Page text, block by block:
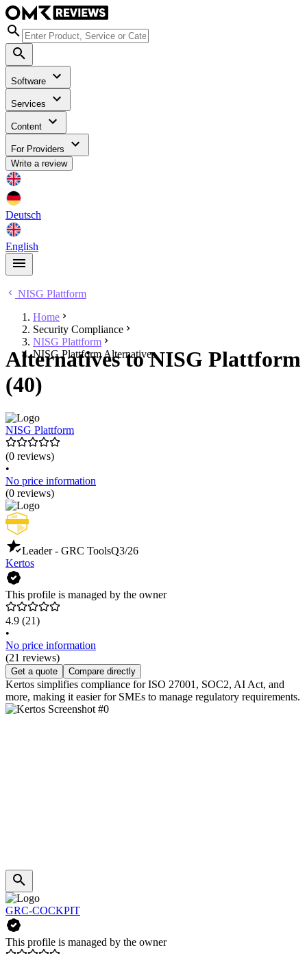
Software
Services
Content
For Providers
Write a review
Deutsch
English
NISG Plattform
Home
Security Compliance
NISG Plattform
NISG Plattform Alternatives
Alternatives to NISG Plattform
(40)
NISG Plattform
(0 reviews)
•
No price information
(0 reviews)
Leader - GRC ToolsQ3/26
Kertos
This profile is managed by the owner
4.9 (21)
•
No price information
(21 reviews)
Get a quote Compare directly
Kertos simplifies compliance for ISO 27001, SOC2, AI Act, and
more, making it easier for SMEs to manage regulatory requirements.
GRC-COCKPIT
This profile is managed by the owner